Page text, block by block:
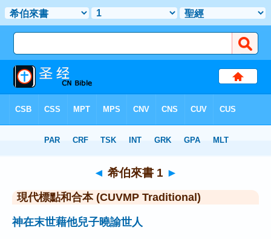
> 希伯來書 1
◄ 希伯來書 1 ►
現代標點和合本 (CUVMP Traditional)
神在末世藉他兒子曉諭世人